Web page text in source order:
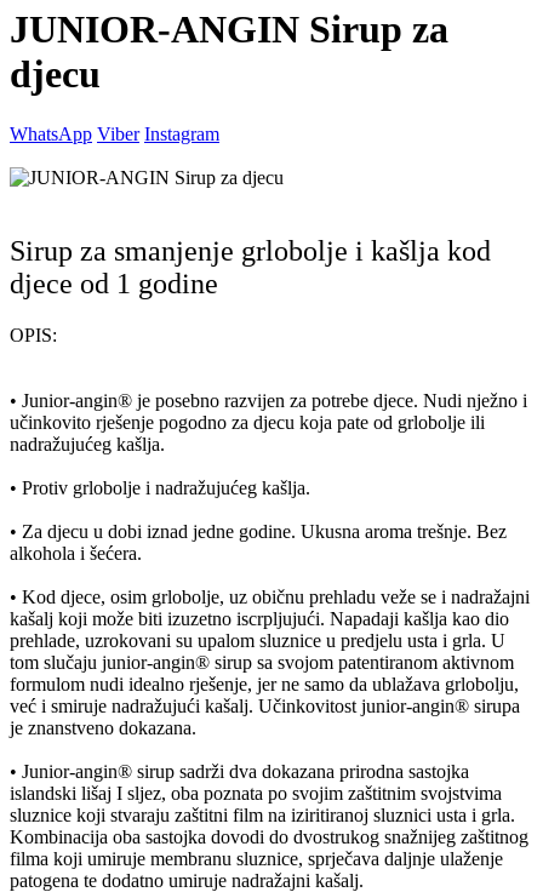
JUNIOR-ANGIN Sirup za
djecu
WhatsApp Viber Instagram
Sirup za smanjenje grlobolje i kašlja kod
djece od 1 godine
OPIS:
•​ Junior-angin® je posebno razvijen za potrebe djece. Nudi nježno i
učinkovito rješenje pogodno za djecu koja pate od grlobolje ili
nadražujućeg kašlja.
•​ Protiv grlobolje i nadražujućeg kašlja.
•​ Za djecu u dobi iznad jedne godine. Ukusna aroma trešnje. Bez
alkohola i šećera.
•​ Kod djece, osim grlobolje, uz običnu prehladu veže se i nadražajni
kašalj koji može biti izuzetno iscrpljujući. Napadaji kašlja kao dio
prehlade, uzrokovani su upalom sluznice u predjelu usta i grla. U
tom slučaju junior-angin® sirup sa svojom patentiranom aktivnom
formulom nudi idealno rješenje, jer ne samo da ublažava grlobolju,
već i smiruje nadražujući kašalj. Učinkovitost junior-angin® sirupa
je znanstveno dokazana.
•​ Junior-angin® sirup sadrži dva dokazana prirodna sastojka
islandski lišaj I sljez, oba poznata po svojim zaštitnim svojstvima
sluznice koji stvaraju zaštitni film na iziritiranoj sluznici usta i grla.
Kombinacija oba sastojka dovodi do dvostrukog snažnijeg zaštitnog
filma koji umiruje membranu sluznice, sprječava daljnje ulaženje
patogena te dodatno umiruje nadražajni kašalj.